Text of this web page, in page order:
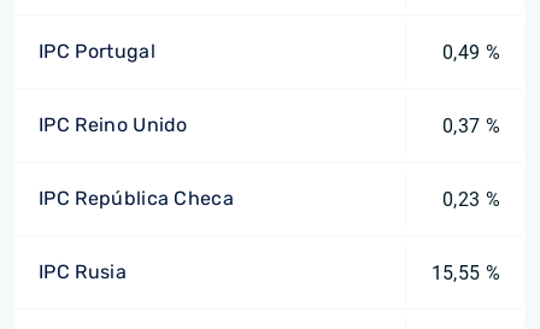
IPC Portugal 0,49 %
IPC Reino Unido 0,37 %
IPC República Checa 0,23 %
IPC Rusia 15,55 %